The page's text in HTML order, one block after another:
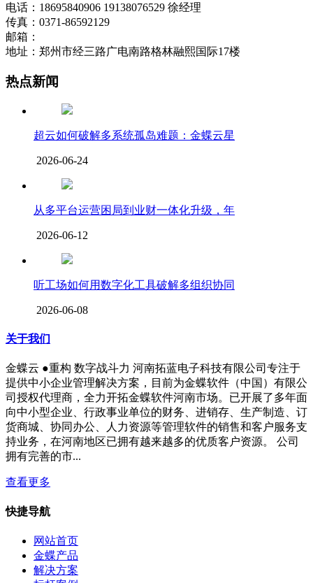
电话：18695840906 19138076529 徐经理
传真：0371-86592129
邮箱：
地址：郑州市经三路广电南路格林融熙国际17楼
热点新闻
超云如何破解多系统孤岛难题：金蝶云星
2026-06-24
从多平台运营困局到业财一体化升级，年
2026-06-12
听工场如何用数字化工具破解多组织协同
2026-06-08
关于我们
金蝶云 ●重构 数字战斗力 河南拓蓝电子科技有限公司专注于
提供中小企业管理解决方案，目前为金蝶软件（中国）有限公
司授权代理商，全力开拓金蝶软件河南市场。已开展了多年面
向中小型企业、行政事业单位的财务、进销存、生产制造、订
货商城、协同办公、人力资源等管理软件的销售和客户服务支
持业务，在河南地区已拥有越来越多的优质客户资源。 公司
拥有完善的市...
查看更多
快捷导航
网站首页
金蝶产品
解决方案